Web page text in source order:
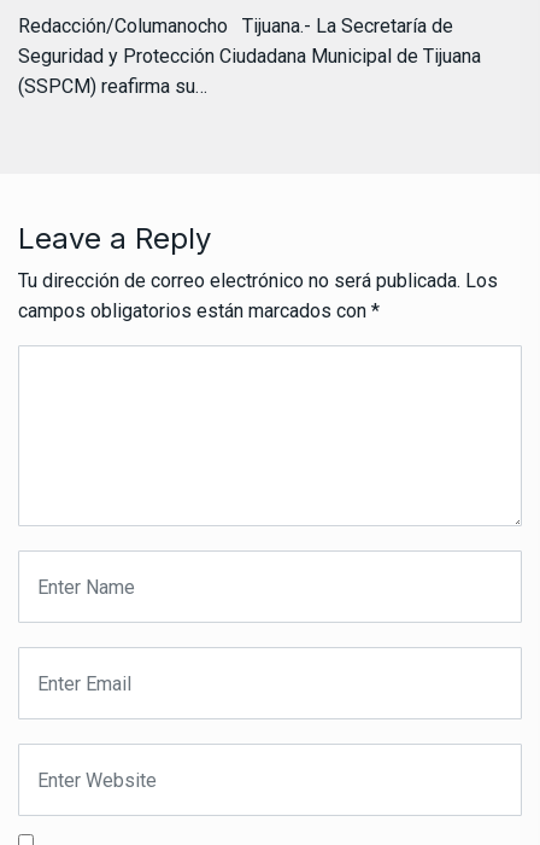
Redacción/Columanocho Tijuana.- La Secretaría de
Seguridad y Protección Ciudadana Municipal de Tijuana
(SSPCM) reafirma su…
Leave a Reply
Tu dirección de correo electrónico no será publicada. Los
campos obligatorios están marcados con *